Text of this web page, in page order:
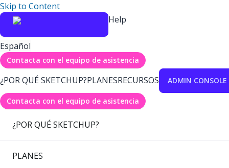
Skip to Content
Help
Español
Contacta con el equipo de asistencia
¿POR QUÉ SKETCHUP?PLANESRECURSOS ADMIN CONSOLE
Contacta con el equipo de asistencia
¿POR QUÉ SKETCHUP?
PLANES